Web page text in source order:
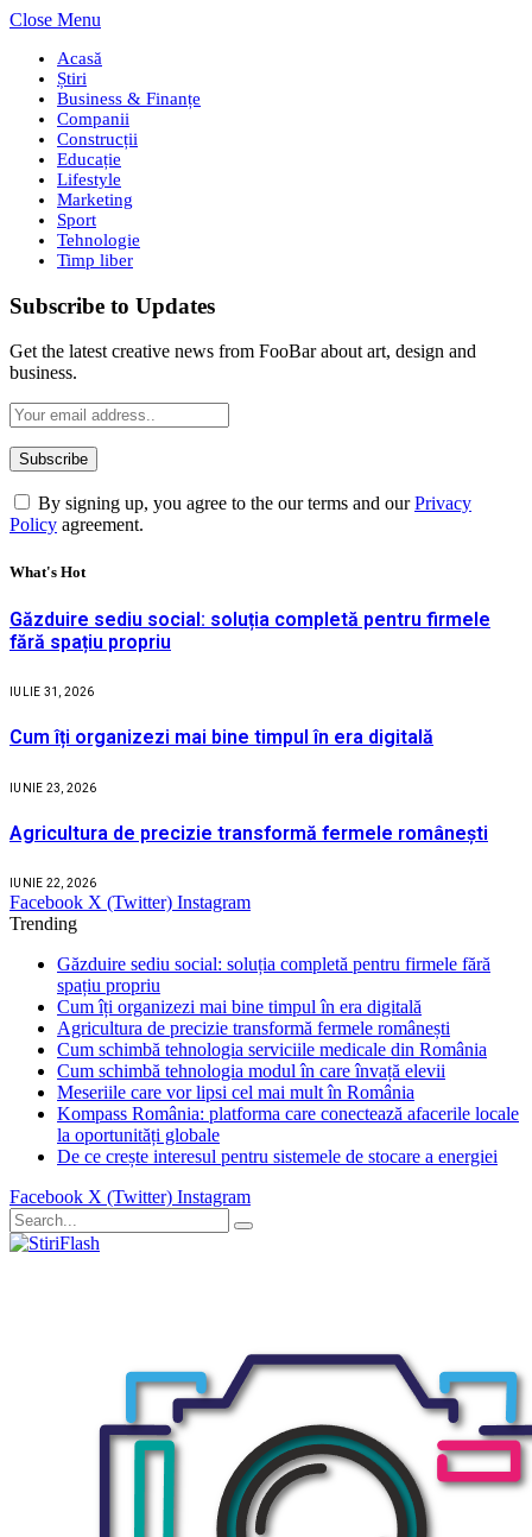
Close Menu
Acasă
Știri
Business & Finanțe
Companii
Construcții
Educație
Lifestyle
Marketing
Sport
Tehnologie
Timp liber
Subscribe to Updates
Get the latest creative news from FooBar about art, design and
business.
By signing up, you agree to the our terms and ourPrivacy
Policy agreement.
What's Hot
Găzduire sediu social: soluția completă pentru firmele
fără spațiu propriu
IULIE 31, 2026
Cum îți organizezi mai bine timpul în era digitală
IUNIE 23, 2026
Agricultura de precizie transformă fermele românești
IUNIE 22, 2026
Facebook X (Twitter) Instagram
Trending
Găzduire sediu social: soluția completă pentru firmele fără
spațiu propriu
Cum îți organizezi mai bine timpul în era digitală
Agricultura de precizie transformă fermele românești
Cum schimbă tehnologia serviciile medicale din România
Cum schimbă tehnologia modul în care învață elevii
Meseriile care vor lipsi cel mai mult în România
Kompass România: platforma care conectează afacerile locale
la oportunități globale
De ce crește interesul pentru sistemele de stocare a energiei
Facebook X (Twitter) Instagram